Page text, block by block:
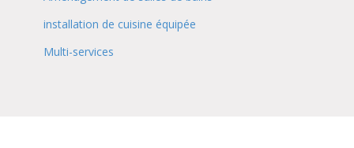
installation de cuisine équipée
Multi-services